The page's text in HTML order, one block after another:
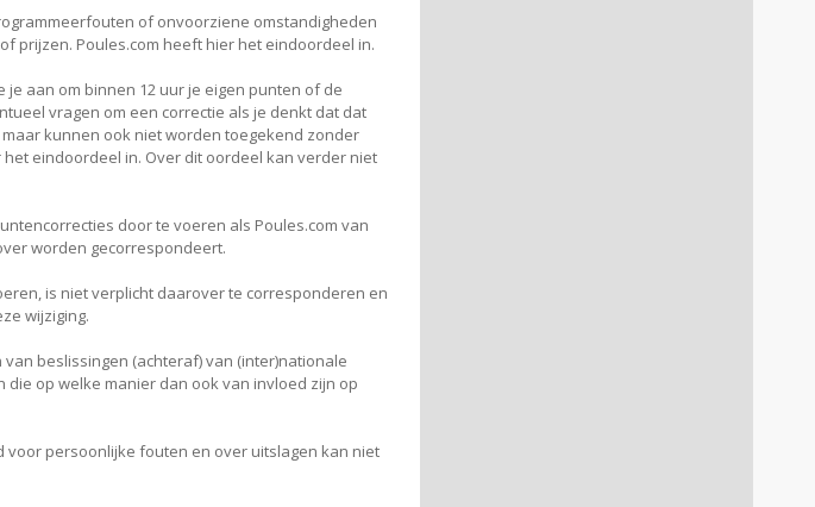
of onvoorziene omstandigheden
prijzen. Poules.com heeft hier het eindoordeel in.
aan om binnen 12 uur je eigen punten of de
vragen om een correctie als je denkt dat dat
kunnen ook niet worden toegekend zonder
eindoordeel in. Over dit oordeel kan verder niet
door te voeren als Poules.com van
worden gecorrespondeert.
is niet verplicht daarover te corresponderen en
wijziging.
beslissingen (achteraf) van (inter)nationale
op welke manier dan ook van invloed zijn op
persoonlijke fouten en over uitslagen kan niet